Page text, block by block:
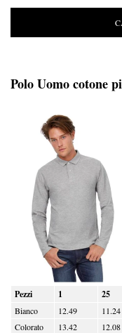
Polo Uomo cotone
Pezzi 1 25
Bianco 12.49 11.24
Colorato
13.42 12.08